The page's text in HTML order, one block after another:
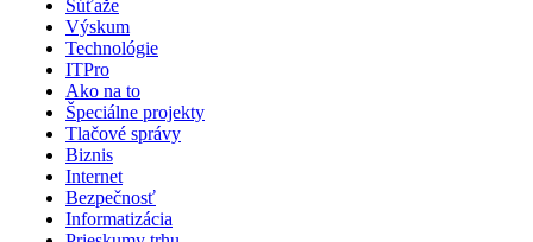
Súťaže
Výskum
Technológie
ITPro
Ako na to
Špeciálne projekty
Tlačové správy
Biznis
Internet
Bezpečnosť
Informatizácia